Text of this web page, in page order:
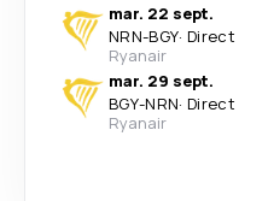
mar. 22 sept.
NRN-BGY· Direct
Ryanair
mar. 29 sept.
BGY-NRN· Direct
Ryanair